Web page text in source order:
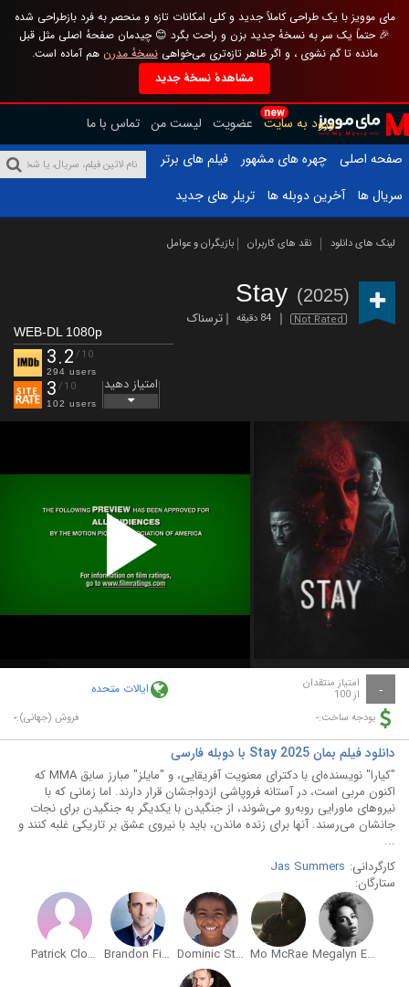
مای موویز با یک طراحی کاملاً جدید و کلی امکانات تازه و منحصر به فرد بازطراحی شده
🎉 حتماً یک سر به نسخهٔ جدید بزن و راحت بگرد 😊 چیدمان صفحهٔ اصلی مثل قبل
مانده تا گم نشوی ، و اگر ظاهر تازه‌تری می‌خواهینسخهٔ مدرن هم آماده است.
مشاهدهٔ نسخهٔ جدید
new
ورود به سایت عضویت لیست من تماس با ما
صفحه اصلی
چهره های مشهور
فیلم های برتر
سریال ها
آخرین دوبله ها تریلر های جدید
لینک های دانلود نقد های کاربران بازیگران و عوامل
Stay (2025)
Not Rated 84 دقیقه ترسناک
WEB-DL 1080p
3.2 /10
294 users
3 /10
102 users
امتیاز دهید
Play
Video
- امتیاز منتقدان
از 100 ایالات متحده
بودجه ساخت:- فروش (جهانی):-
دانلود فیلم بمان Stay 2025 با دوبله فارسی
"کیارا" نویسنده‌ای با دکترای معنویت آفریقایی، و "مایلز" مبارز سابق MMA که
اکنون مربی است، در آستانه فروپاشی ازدواجشان قرار دارند. اما زمانی که با
نیروهای ماورایی روبه‌رو می‌شوند، از جنگیدن با یکدیگر به جنگیدن برای نجات
جانشان می‌رسند. آنها برای زنده ماندن، باید با نیروی عشق بر تاریکی غلبه کنند و
...
کارگردانی: Jas Summers
ستارگان:
Megalyn Echikunwoke
Mo McRae
Dominic Stephens
Brandon Firla
Patrick Cloud